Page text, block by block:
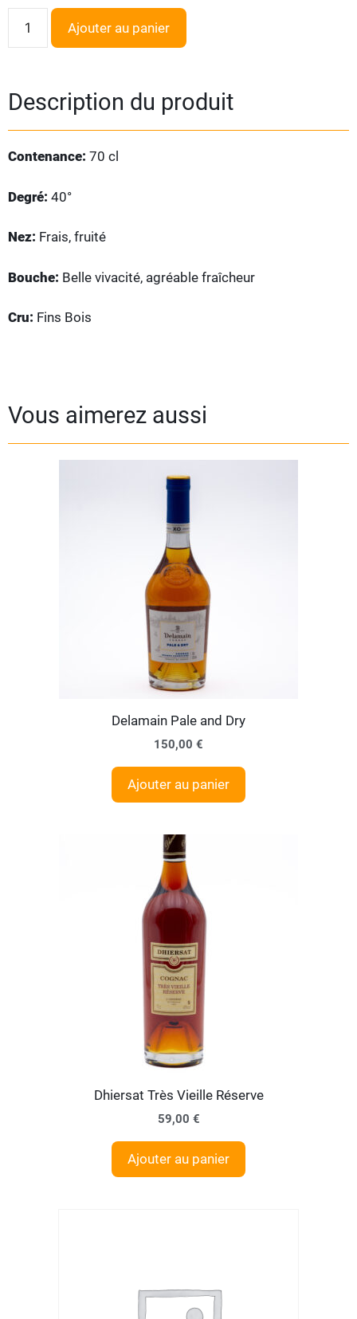
Ajouter au panier
Description du produit
Contenance: 70 cl
Degré: 40°
Nez: Frais, fruité
Bouche: Belle vivacité, agréable fraîcheur
Cru: Fins Bois
Vous aimerez aussi
Delamain Pale and Dry
150,00 €
Ajouter au panier
Dhiersat Très Vieille Réserve
59,00 €
Ajouter au panier